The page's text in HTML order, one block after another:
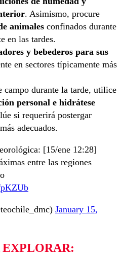
. Asimismo, procure
animales confinados durante
en las tardes.
y bebederos para sus
en sectores típicamente más
campo durante la tarde, utilice
personal e hidrátese
si requerirá postergar
adecuados.
[15/ene 12:28]
entre las regiones
January 15,
EXPLORAR: